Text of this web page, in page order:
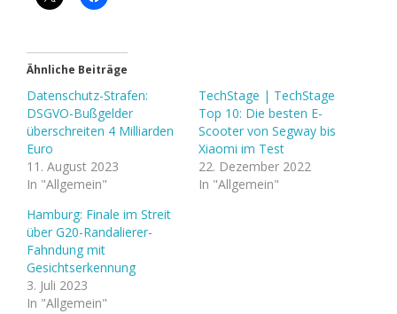
Ähnliche Beiträge
Datenschutz-Strafen:
DSGVO-Bußgelder
überschreiten 4 Milliarden
Euro​
11. August 2023
In "Allgemein"
TechStage | TechStage
Top 10: Die besten E-
Scooter von Segway bis
Xiaomi im Test
22. Dezember 2022
In "Allgemein"
Hamburg: Finale im Streit
über G20-Randalierer-
Fahndung mit
Gesichtserkennung
3. Juli 2023
In "Allgemein"